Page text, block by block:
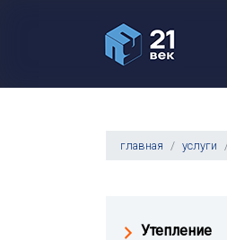
главная услуги
Утепление